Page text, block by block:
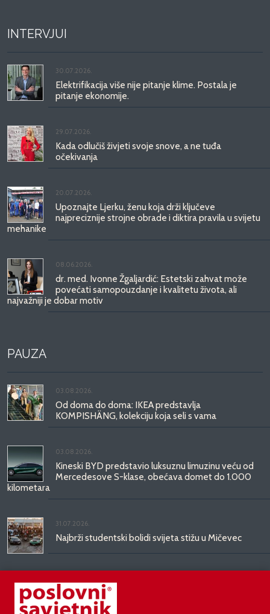
INTERVJUI
30.07.2026.
Elektrifikacija više nije pitanje klime. Postala je
pitanje ekonomije.
29.07.2026.
Kada odlučiš živjeti svoje snove, a ne tuđa
očekivanja
20.07.2026.
Upoznajte Ljerku, ženu koja drži ključeve
najpreciznije strojne obrade i diktira pravila u svijetu
mehanike
08.06.2026.
dr. med. Ivonne Žgaljardić: Estetski zahvat može
povećati samopouzdanje i kvalitetu života, ali
najvažniji je dobar motiv
PAUZA
03.08.2026.
Od doma do doma: IKEA predstavlja
KOMPISHÄNG, kolekciju koja seli s vama
03.08.2026.
Kineski BYD predstavio luksuznu limuzinu veću od
Mercedesove S-klase, obećava domet do 1.000
kilometara
31.07.2026.
Najbrži studentski bolidi svijeta stižu u Mičevec
Divote Cosmetics predstavlja Hince: novo poglavlje
korejske ljepote stiže u Hrvatsku